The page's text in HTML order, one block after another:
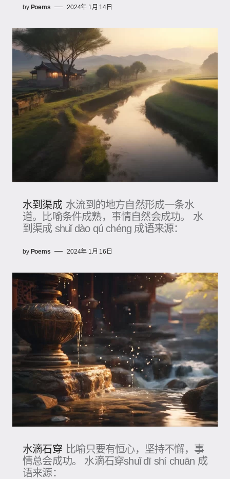
by Poems 2024年 1月 14日
水到渠成 水流到的地方自然形成一条水
道。比喻条件成熟，事情自然会成功。 水
到渠成 shuǐ dào qú chéng 成语来源：
by Poems 2024年 1月 16日
水滴石穿 比喻只要有恒心，坚持不懈，事
情总会成功。 水滴石穿shuǐ dī shí chuān 成
语来源：